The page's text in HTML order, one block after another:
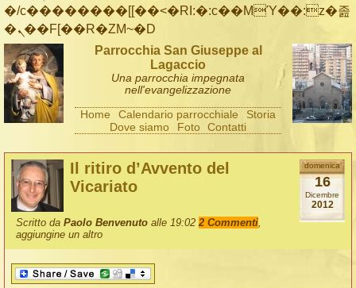
�/c��������[[��<�RI:�:c��MΎ��:z�졾
�ܢ��F[��R�ZM~�D
Parrocchia San Giuseppe al
Lagaccio
Una parrocchia impegnata
nell'evangelizzazione
Home Calendario parrocchiale
Storia
Dove siamo
Foto Contatti
domenica
16
Dicembre
2012
Il ritiro d’Avvento del
Vicariato
Scritto daPaolo Benvenuto alle 19:022 Commenti
aggiungine un altro